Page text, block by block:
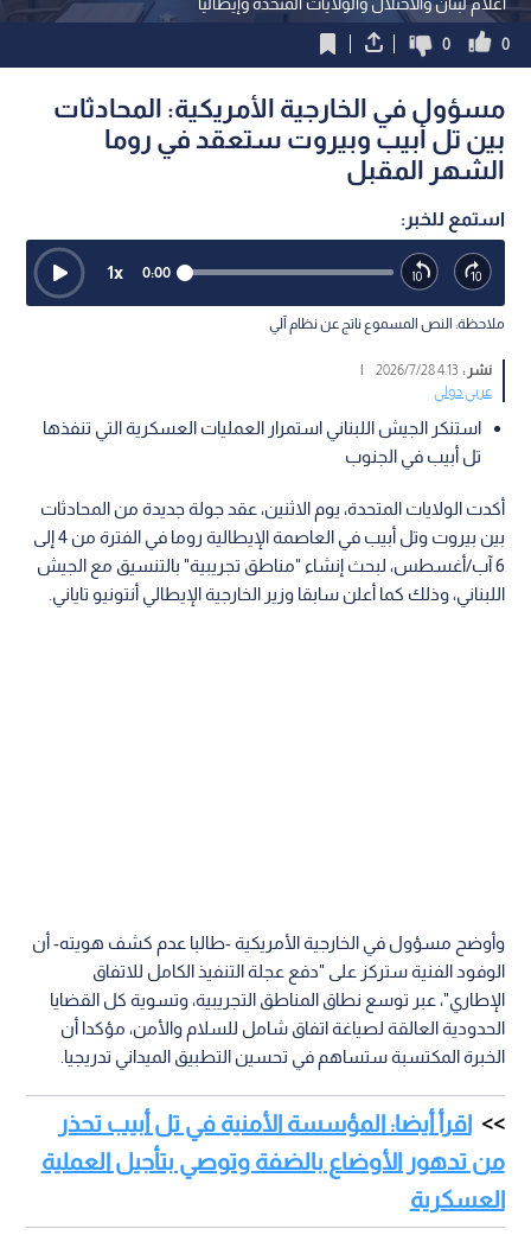
0
0
مسؤول في الخارجية الأمريكية: المحادثات
بين تل أبيب وبيروت ستعقد في روما
الشهر المقبل
استمع للخبر:
0:00
1x
ملاحظة: النص المسموع ناتج عن نظام آلي
نشر :4:13 2026/7/28
|
عربي دولي
استنكر الجيش اللبناني استمرار العمليات العسكرية التي تنفذها
تل أبيب في الجنوب
أكدت الولايات المتحدة، يوم الاثنين، عقد جولة جديدة من المحادثات
بين بيروت وتل أبيب في العاصمة الإيطالية روما في الفترة من 4 إلى
6 آب/أغسطس، لبحث إنشاء "مناطق تجريبية" بالتنسيق مع الجيش
اللبناني، وذلك كما أعلن سابقا وزير الخارجية الإيطالي أنتونيو تاياني.
وأوضح مسؤول في الخارجية الأمريكية -طالبا عدم كشف هويته- أن
الوفود الفنية ستركز على "دفع عجلة التنفيذ الكامل للاتفاق
الإطاري"، عبر توسع نطاق المناطق التجريبية، وتسوية كل القضايا
الحدودية العالقة لصياغة اتفاق شامل للسلام والأمن، مؤكدا أن
الخبرة المكتسبة ستساهم في تحسين التطبيق الميداني تدريجيا.
اقرأ أيضا: المؤسسة الأمنية في تل أبيب تحذر
من تدهور الأوضاع بالضفة وتوصي بتأجيل العملية
العسكرية